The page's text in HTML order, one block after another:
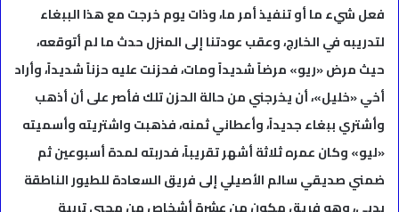
فعل شيء ما أو تنفيذ أمر ما، وذات يوم خرجت مع هذا الببغاء
لتدريبه في الخارج، وعقب عودتنا إلى المنزل حدث ما لم أتوقعه،
حيث مرض «ريو» مرضاً شديداً ومات، فحزنت عليه حزناً شديداً، وأراد
أخي «خليل»، أن يخرجني من حالة الحزن تلك فأصر على أن أذهب
وأشتري ببغاء جديداً، وأعطاني ثمنه، فذهبت واشتريته وأسميته
«ليو» وكان عمره ثلاثة أشهر تقريباً، فدربته لمدة أسبوعين ثم
ضمني صديقي سالم الأصيلي إلى فريق السعادة للطيور الناطقة
بدبي، وهو فريق مكون من عشرة أشخاص من محبي تربية